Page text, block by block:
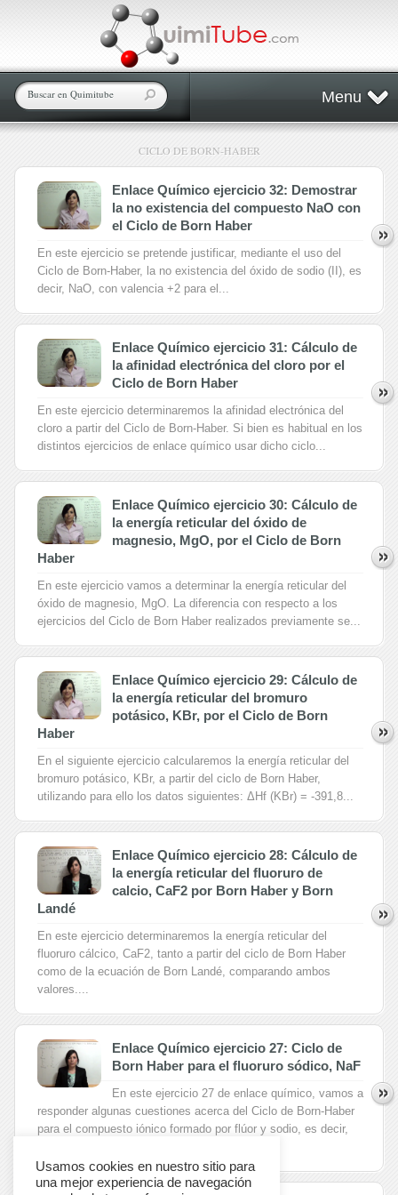
Menu
CICLO DE BORN-HABER
Enlace Químico ejercicio 32: Demostrar
la no existencia del compuesto NaO con
el Ciclo de Born Haber
En este ejercicio se pretende justificar, mediante el uso del
Ciclo de Born-Haber, la no existencia del óxido de sodio (II), es
decir, NaO, con valencia +2 para el...
Enlace Químico ejercicio 31: Cálculo de
la afinidad electrónica del cloro por el
Ciclo de Born Haber
En este ejercicio determinaremos la afinidad electrónica del
cloro a partir del Ciclo de Born-Haber. Si bien es habitual en los
distintos ejercicios de enlace químico usar dicho ciclo...
Enlace Químico ejercicio 30: Cálculo de
la energía reticular del óxido de
magnesio, MgO, por el Ciclo de Born
Haber
En este ejercicio vamos a determinar la energía reticular del
óxido de magnesio, MgO. La diferencia con respecto a los
ejercicios del Ciclo de Born Haber realizados previamente se...
Enlace Químico ejercicio 29: Cálculo de
la energía reticular del bromuro
potásico, KBr, por el Ciclo de Born
Haber
En el siguiente ejercicio calcularemos la energía reticular del
bromuro potásico, KBr, a partir del ciclo de Born Haber,
utilizando para ello los datos siguientes: ΔHf (KBr) = -391,8...
Enlace Químico ejercicio 28: Cálculo de
la energía reticular del fluoruro de
calcio, CaF2 por Born Haber y Born
Landé
En este ejercicio determinaremos la energía reticular del
fluoruro cálcico, CaF2, tanto a partir del ciclo de Born Haber
como de la ecuación de Born Landé, comparando ambos
valores....
Enlace Químico ejercicio 27: Ciclo de
Born Haber para el fluoruro sódico, NaF
En este ejercicio 27 de enlace químico, vamos a
responder algunas cuestiones acerca del Ciclo de Born-Haber
para el compuesto iónico formado por flúor y sodio, es decir,
Usamos cookies en nuestro sitio para
una mejor experiencia de navegación